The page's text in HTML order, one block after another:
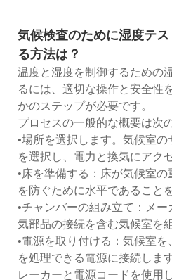
気候検査のために湿度テ
る方法は？
温度と湿度を制御するための
るには、適切な操作と安全性
かのステップが必要です。
プロセスの一般的な概要は次
•場所を選択します。気候室
を選択し、電力と換気にアク
•床を準備する：床が気候室
を防ぐために水平であること
•チャンバーの組み立て：メ
気部品の接続を含む気候室を
•電源を取り付ける：気候室
を処理できる電源に接続しま
レーカーと電源コードを使用